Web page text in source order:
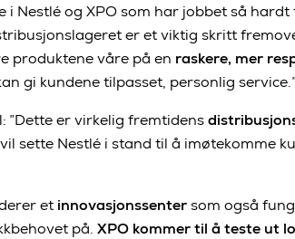
i Nestlé og XPO som har jobbet så
er et viktig skritt
produktene våre på en raskere, mer
gi kundene tilpasset, personlig service.”
”Dette er virkelig fremtidens
sette Nestlé i stand til å imøtekomme
et innovasjonssentersom også
på. XPO kommer til å teste ut